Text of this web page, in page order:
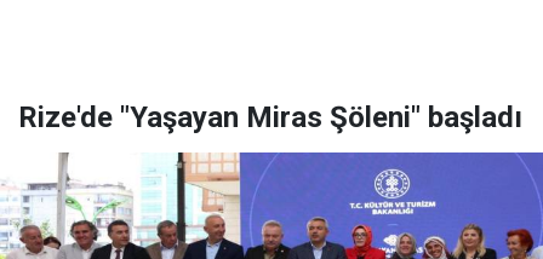
Rize'de "Yaşayan Miras Şöleni" başladı